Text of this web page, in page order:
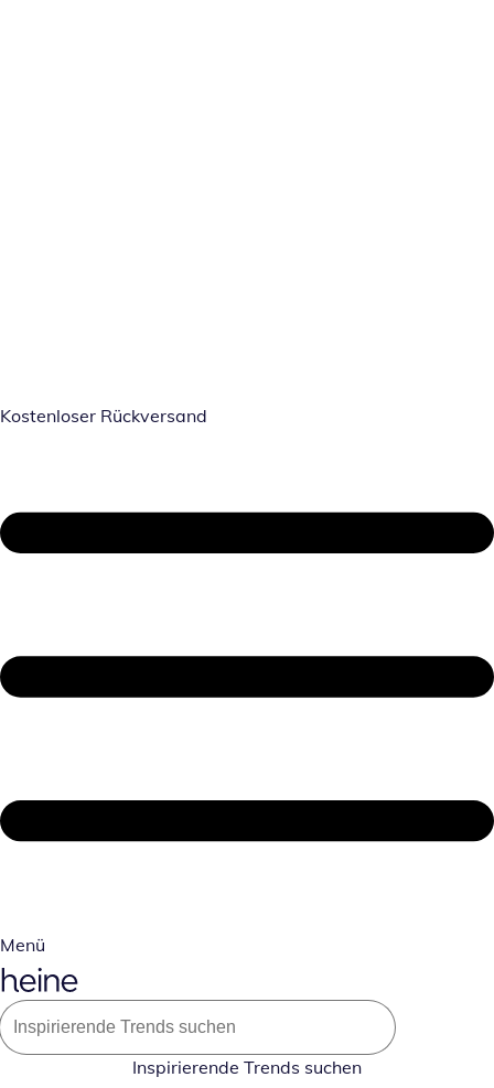
Kostenloser Rückversand
Menü
Inspirierende Trends suchen